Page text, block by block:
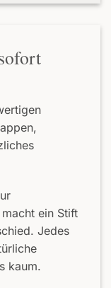
ein Stift
Jedes
kaum.